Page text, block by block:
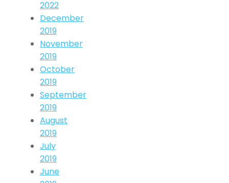
2022
December
2019
November
2019
October
2019
September
2019
August
2019
July
2019
June